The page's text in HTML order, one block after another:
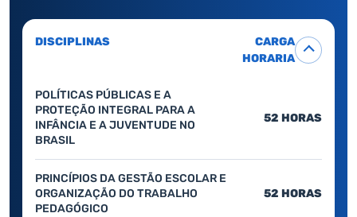
DISCIPLINAS
CARGA
HORARIA
POLÍTICAS PÚBLICAS E A
PROTEÇÃO INTEGRAL PARA A
INFÂNCIA E A JUVENTUDE NO
BRASIL
52 HORAS
PRINCÍPIOS DA GESTÃO ESCOLAR E
ORGANIZAÇÃO DO TRABALHO
PEDAGÓGICO
52 HORAS